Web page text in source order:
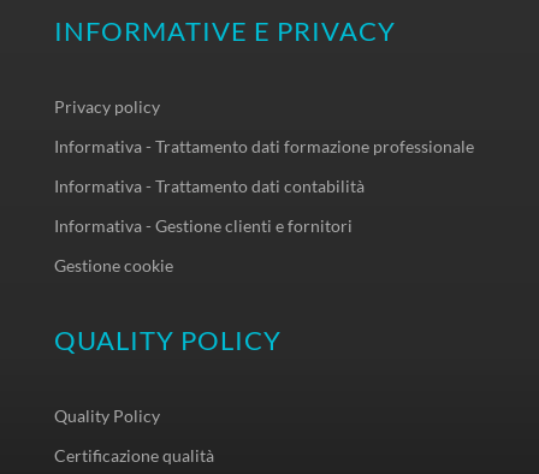
INFORMATIVE E PRIVACY
Privacy policy
Informativa - Trattamento dati formazione professionale
Informativa - Trattamento dati contabilità
Informativa - Gestione clienti e fornitori
Gestione cookie
QUALITY POLICY
Quality Policy
Certificazione qualità